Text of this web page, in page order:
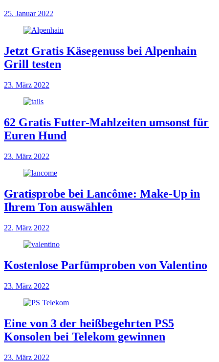
25. Januar 2022
Jetzt Gratis Käsegenuss bei Alpenhain
Grill testen
23. März 2022
62 Gratis Futter-Mahlzeiten umsonst für
Euren Hund
23. März 2022
Gratisprobe bei Lancôme: Make-Up in
Ihrem Ton auswählen
22. März 2022
Kostenlose Parfümproben von Valentino
23. März 2022
Eine von 3 der heißbegehrten PS5
Konsolen bei Telekom gewinnen
23. März 2022